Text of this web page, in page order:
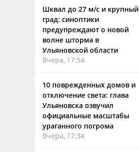
Шквал до 27 м/с и крупный
град: синоптики
предупреждают о новой
волне шторма в
Ульяновской области
Вчера, 17:54
10 поврежденных домов и
отключение света: глава
Ульяновска озвучил
официальные масштабы
ураганного погрома
Вчера, 17:34